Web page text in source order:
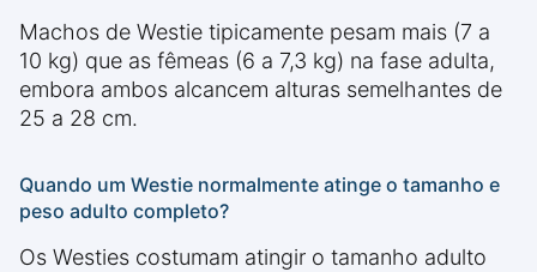
Machos de Westie tipicamente pesam mais (7 a
10 kg) que as fêmeas (6 a 7,3 kg) na fase adulta,
embora ambos alcancem alturas semelhantes de
25 a 28 cm.
Quando um Westie normalmente atinge o tamanho e
peso adulto completo?
Os Westies costumam atingir o tamanho adulto